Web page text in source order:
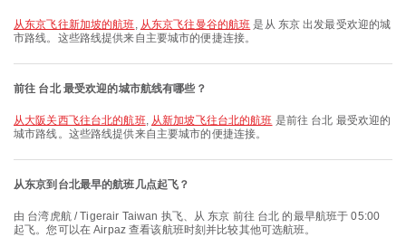
从东京飞往新加坡的航班, 从东京飞往曼谷的航班 是从 东京 出发最受欢迎的城
市路线。这些路线提供来自主要城市的便捷连接。
前往 台北 最受欢迎的城市航线有哪些？
从大阪关西飞往台北的航班, 从新加坡飞往台北的航班 是前往 台北 最受欢迎的
城市路线。这些路线提供来自主要城市的便捷连接。
从东京到台北最早的航班几点起飞？
由 台湾虎航 / Tigerair Taiwan 执飞、从 东京 前往 台北 的最早航班于 05:00
起飞。您可以在 Airpaz 查看该航班时刻并比较其他可选航班。